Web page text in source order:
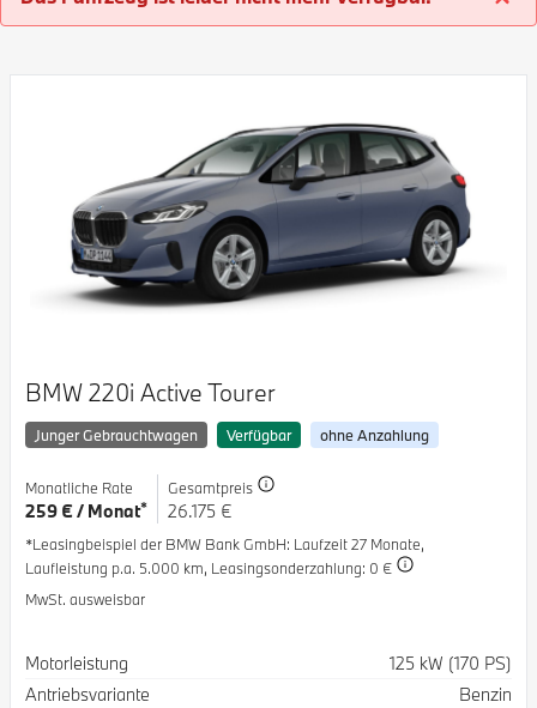
BMW 220i Active Tourer
Junger Gebrauchtwagen Verfügbar ohne Anzahlung
Monatliche Rate
259 € / Monat*
Gesamtpreis
26.175 €
*Leasingbeispiel der BMW Bank GmbH: Laufzeit 27 Monate,
Laufleistung p.a. 5.000 km, Leasingsonderzahlung: 0 €
MwSt. ausweisbar
Spezifikation
Motorleistung
125 kW (170 PS)
Antriebsvariante
Benzin